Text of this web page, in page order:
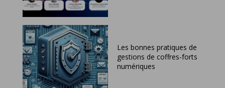
Les bonnes pratiques de
gestions de coffres-forts
numériques